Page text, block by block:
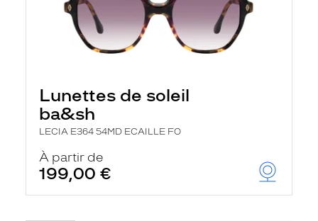
Lunettes de soleil
ba&sh
LECIA E364 54MD ECAILLE FO
À partir de
199,00 €